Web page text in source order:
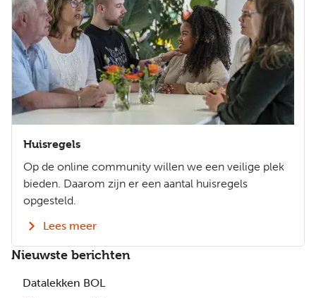
Huisregels
Op de online community willen we een veilige plek
bieden. Daarom zijn er een aantal huisregels
opgesteld.
Lees meer
Huisregels
Nieuwste berichten
Datalekken BOL